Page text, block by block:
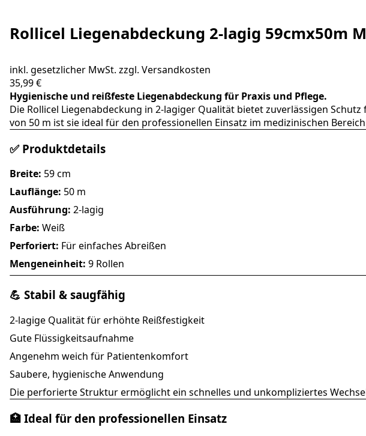
Rollicel Liegenabdeckung 2-lagig 59cmx50m
inkl. gesetzlicher MwSt. zzgl. Versandkosten
35,99 €
Hygienische und reißfeste Liegenabdeckung für Praxis und Pflege.
Die Rollicel Liegenabdeckung in 2-lagiger Qualität bietet zuverlässigen
von 50 m ist sie ideal für den professionellen Einsatz im medizinischen
✅ Produktdetails
Breite: 59 cm
Lauflänge: 50 m
Ausführung: 2-lagig
Farbe: Weiß
Perforiert: Für einfaches Abreißen
Mengeneinheit: 9 Rollen
💪 Stabil & saugfähig
2-lagige Qualität für erhöhte Reißfestigkeit
Gute Flüssigkeitsaufnahme
Angenehm weich für Patientenkomfort
Saubere, hygienische Anwendung
Die perforierte Struktur ermöglicht ein schnelles und unkompliziertes
🏥 Ideal für den professionellen Einsatz